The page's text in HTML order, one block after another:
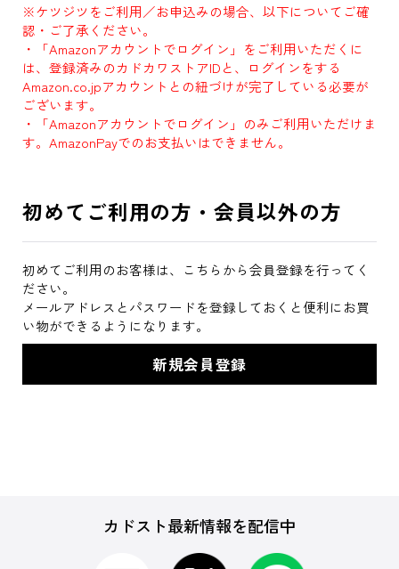
※ケツジツをご利用／お申込みの場合、以下についてご確
認・ご了承ください。
・「Amazonアカウントでログイン」をご利用いただくに
は、登録済みのカドカワストアIDと、ログインをする
Amazon.co.jpアカウントとの紐づけが完了している必要が
ございます。
・「Amazonアカウントでログイン」のみご利用いただけま
す。AmazonPayでのお支払いはできません。
初めてご利用の方・会員以外の方
初めてご利用のお客様は、こちらから会員登録を行ってく
ださい。
メールアドレスとパスワードを登録しておくと便利にお買
い物ができるようになります。
カドスト最新情報を配信中